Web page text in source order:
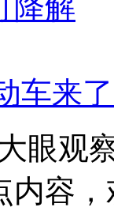
车来
眼观
内容